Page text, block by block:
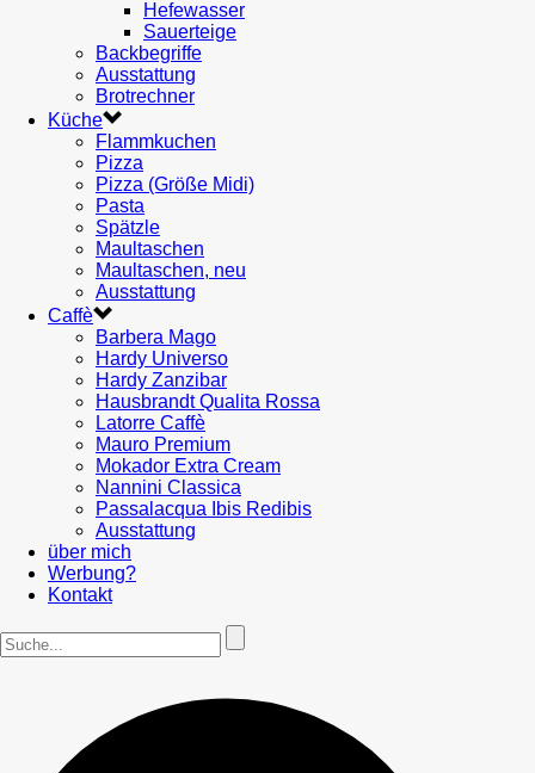
Hefewasser
Sauerteige
Backbegriffe
Ausstattung
Brotrechner
Küche
Flammkuchen
Pizza
Pizza (Größe Midi)
Pasta
Spätzle
Maultaschen
Maultaschen, neu
Ausstattung
Caffè
Barbera Mago
Hardy Universo
Hardy Zanzibar
Hausbrandt Qualita Rossa
Latorre Caffè
Mauro Premium
Mokador Extra Cream
Nannini Classica
Passalacqua Ibis Redibis
Ausstattung
über mich
Werbung?
Kontakt